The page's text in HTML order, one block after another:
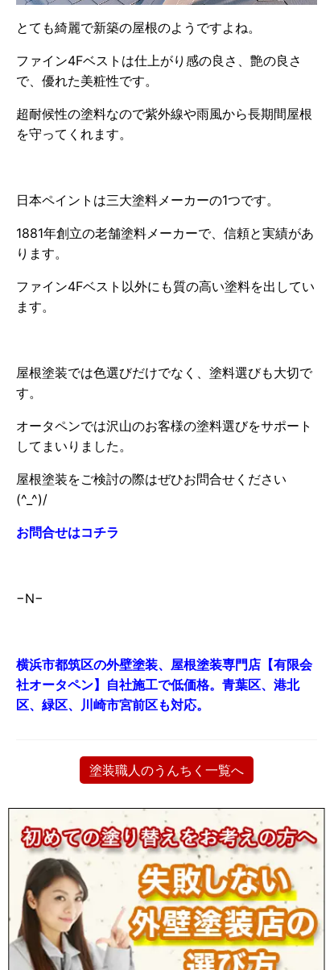
とても綺麗で新築の屋根のようですよね。
ファイン4Fベストは仕上がり感の良さ、艶の良さ
で、優れた美粧性です。
超耐候性の塗料なので紫外線や雨風から長期間屋根
を守ってくれます。
日本ペイントは三大塗料メーカーの1つです。
1881年創立の老舗塗料メーカーで、信頼と実績があ
ります。
ファイン4Fベスト以外にも質の高い塗料を出してい
ます。
屋根塗装では色選びだけでなく、塗料選びも大切で
す。
オータペンでは沢山のお客様の塗料選びをサポート
してまいりました。
屋根塗装をご検討の際はぜひお問合せください
(^_^)/
お問合せはコチラ
−N−
横浜市都筑区の外壁塗装、屋根塗装専門店【有限会
社オータペン】自社施工で低価格。青葉区、港北
区、緑区、川崎市宮前区も対応。
塗装職人のうんちく一覧へ